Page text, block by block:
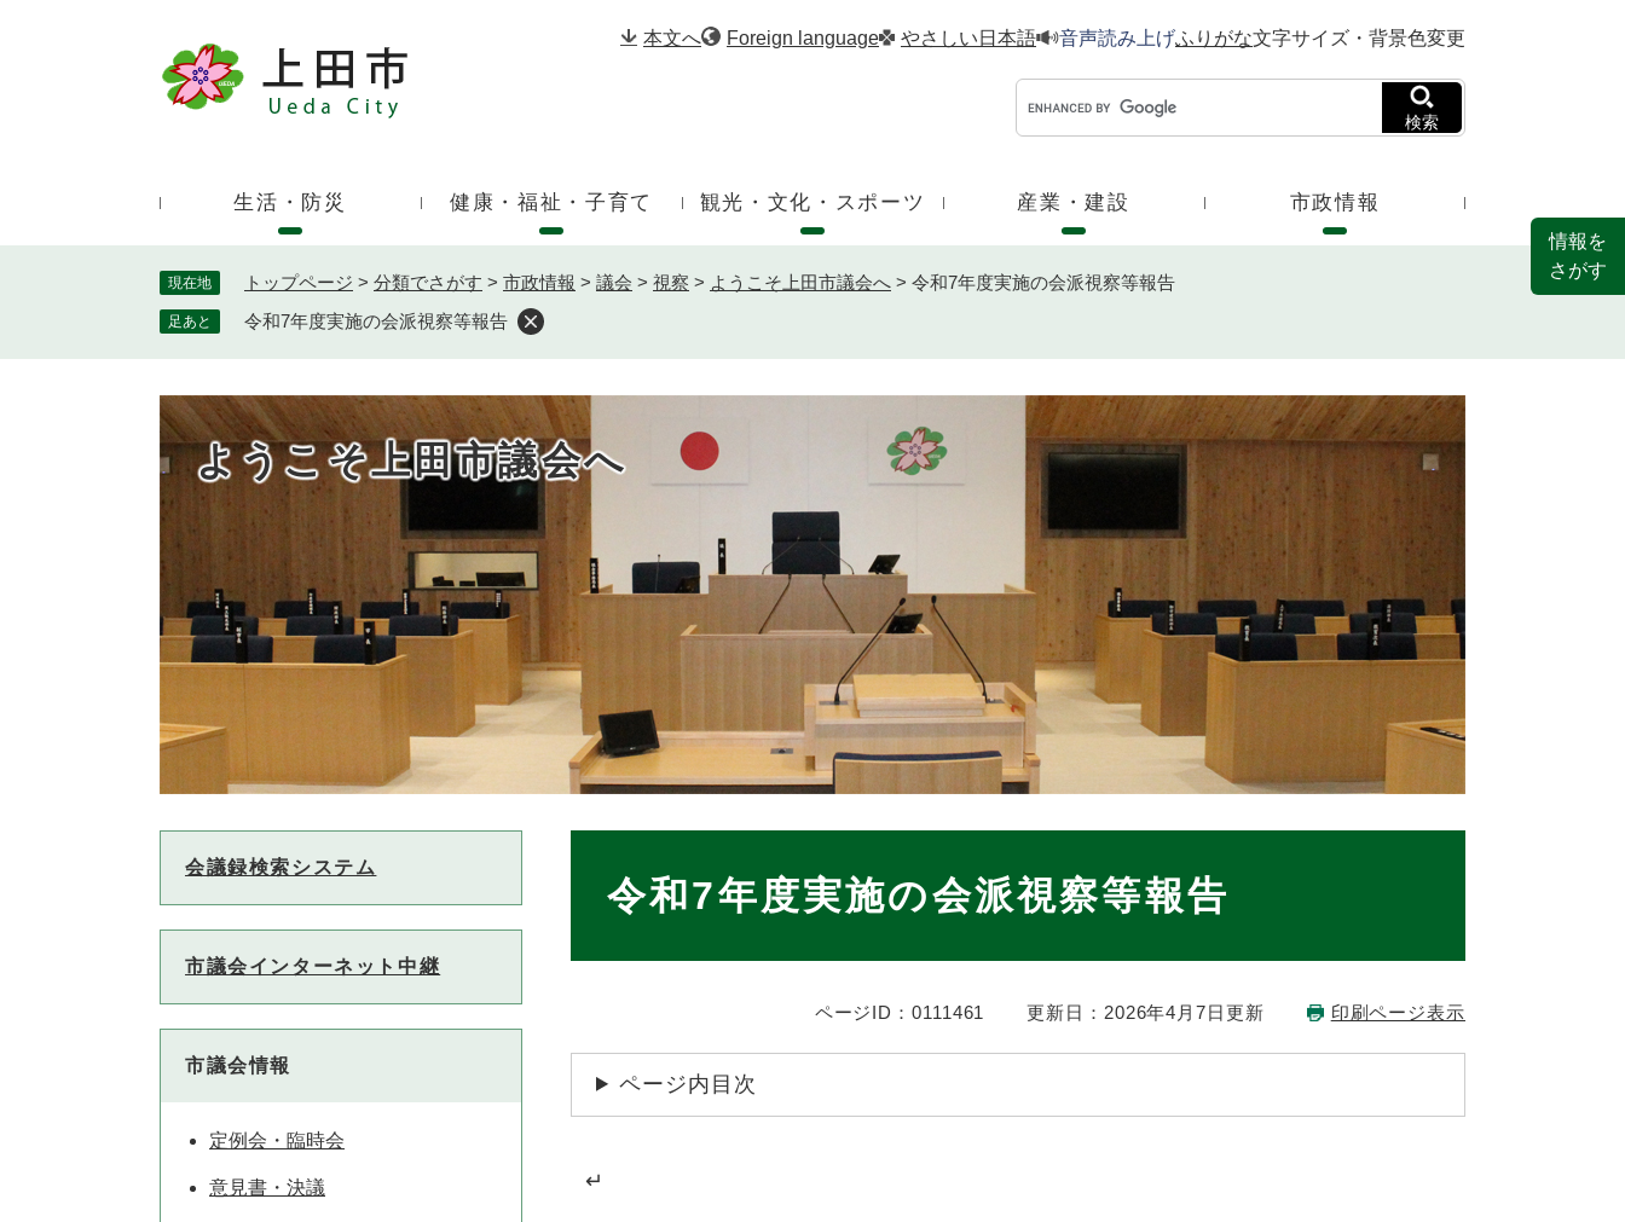
。
本文へ Foreign language やさしい日本語 音声読み上げふりがな文字サイズ・背景色変更
ド
検索
生活・防災 健康・福祉・子育て 観光・文化・スポーツ 産業・建設 市政情報
現在地 トップページ > 分類でさがす > 市政情報 > 議会 > 視察 > ようこそ上田市議会へ > 令和7年度実施の会派視察等報告
足あと 令和7年度実施の会派視察等報告
ようこそ上田市議会へ
令和7年度実施の会派視察等報告
ページID：0111461 更新日：2026年4月7日更新 印刷ページ表示
ページ内目次
↵
会議録検索システム
市議会インターネット中継
市議会情報
定例会・臨時会
意見書・決議
情報を
さがす